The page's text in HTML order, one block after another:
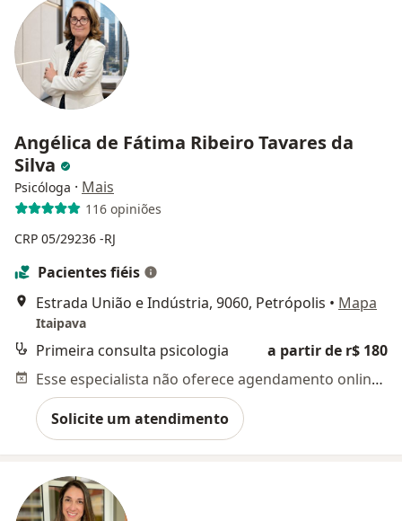
Angélica de Fátima Ribeiro Tavares da
Silva
Psicóloga · Mais
116 opiniões
CRP 05/29236 -RJ
Pacientes fiéis
Estrada União e Indústria, 9060, Petrópolis • Mapa
Itaipava
Primeira consulta psicologia
a partir de r$ 180
Esse especialista não oferece agendamento online para esse endereço.
Solicite um atendimento